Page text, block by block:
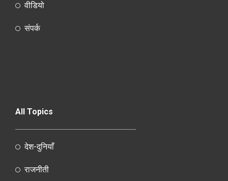
वीडियो
संपर्क
All Topics
देश-दुनियाँ
राजनीती